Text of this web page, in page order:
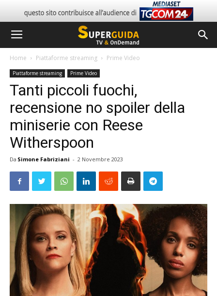
Home Piattaforme streaming Prime Video
Piattaforme streaming Prime Video
Tanti piccoli fuochi,
recensione no spoiler della
miniserie con Reese
Witherspoon
Da Simone Fabriziani - 2 Novembre 2023